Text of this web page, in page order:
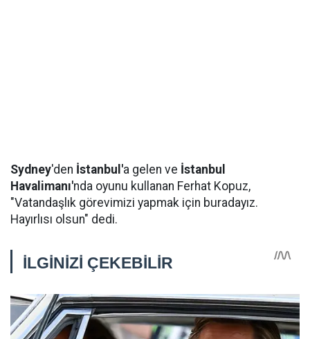
Sydney'den İstanbul'a gelen ve İstanbul
Havalimanı'nda oyunu kullanan Ferhat Kopuz,
"Vatandaşlık görevimizi yapmak için buradayız.
Hayırlısı olsun" dedi.